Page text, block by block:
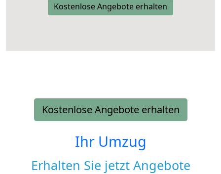
Kostenlose Angebote erhalten
Kostenlose Angebote erhalten
Ihr Umzug
Erhalten Sie jetzt Angebote